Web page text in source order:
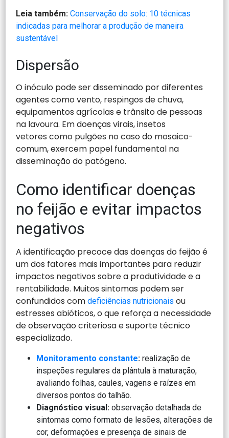
Leia também: Conservação do solo: 10 técnicas
indicadas para melhorar a produção de maneira
sustentável
Dispersão
O inóculo pode ser disseminado por diferentes
agentes como vento, respingos de chuva,
equipamentos agrícolas e trânsito de pessoas
na lavoura. Em doenças virais, insetos
vetores como pulgões no caso do mosaico-
comum, exercem papel fundamental na
disseminação do patógeno.
Como identificar doenças
no feijão e evitar impactos
negativos
A identificação precoce das doenças do feijão é
um dos fatores mais importantes para reduzir
impactos negativos sobre a produtividade e a
rentabilidade. Muitos sintomas podem ser
confundidos comdeficiências nutricionais ou
estresses abióticos, o que reforça a necessidade
de observação criteriosa e suporte técnico
especializado.
Monitoramento constante: realização de
inspeções regulares da plântula à maturação,
avaliando folhas, caules, vagens e raízes em
diversos pontos do talhão.
Diagnóstico visual: observação detalhada de
sintomas como formato de lesões, alterações de
cor, deformações e presença de sinais de